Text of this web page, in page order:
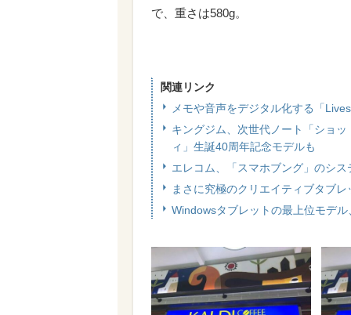
で、重さは580g。
関連リンク
メモや音声をデジタル化する「
キングジム、次世代ノート「ショ
ィ」生誕40周年記念モデルも
エレコム、「スマホブング」のシ
まさに究極のクリエイティブタブ
Windowsタブレットの最上位モデ